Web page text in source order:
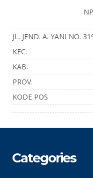
JL. JEND. A. YANI NO.
KEC.
KAB.
PROV.
KODE POS
Categories